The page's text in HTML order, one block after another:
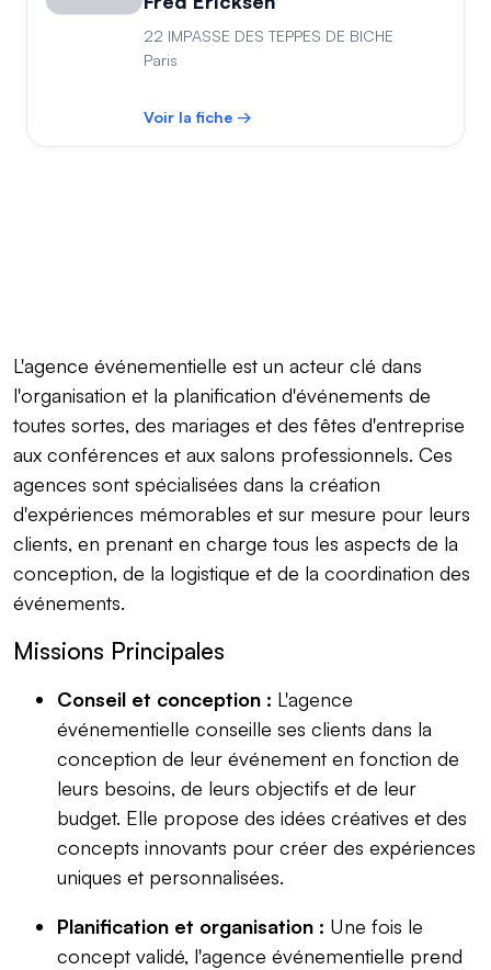
22 IMPASSE DES TEPPES DE BICHE
Paris
Voir la fiche →
L'agence événementielle est un acteur clé dans
l'organisation et la planification d'événements de
toutes sortes, des mariages et des fêtes d'entreprise
aux conférences et aux salons professionnels. Ces
agences sont spécialisées dans la création
d'expériences mémorables et sur mesure pour leurs
clients, en prenant en charge tous les aspects de la
conception, de la logistique et de la coordination des
événements.
Missions Principales
Conseil et conception : L'agence
événementielle conseille ses clients dans la
conception de leur événement en fonction de
leurs besoins, de leurs objectifs et de leur
budget. Elle propose des idées créatives et des
concepts innovants pour créer des expériences
uniques et personnalisées.
Planification et organisation : Une fois le
concept validé, l'agence événementielle prend